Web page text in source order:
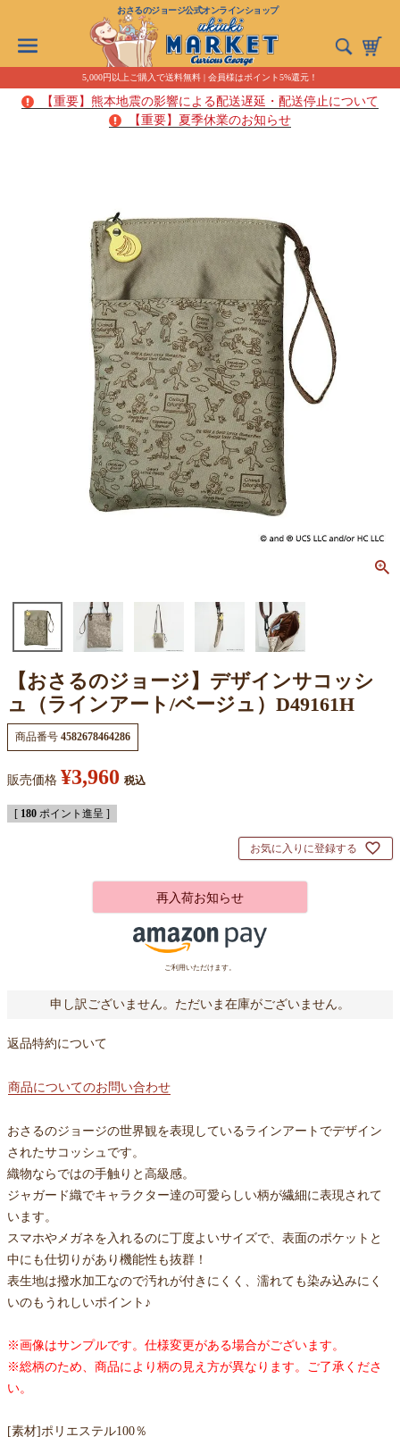
おさるのジョージ公式オンラインショップ
5,000円以上ご購入で送料無料 | 会員様はポイント5%還元！
【重要】熊本地震の影響による配送遅延・配送停止について
【重要】夏季休業のお知らせ
【おさるのジョージ】デザインサコッシ
ュ（ラインアート/ベージュ）D49161H
商品番号 4582678464286
販売価格 ¥3,960 税込
[ 180 ポイント進呈 ]
お気に入りに登録する
再入荷お知らせ
ご利用いただけます。
申し訳ございません。ただいま在庫がございません。
返品特約について
商品についてのお問い合わせ
おさるのジョージの世界観を表現しているラインアートでデザイン
されたサコッシュです。
織物ならではの手触りと高級感。
ジャガード織でキャラクター達の可愛らしい柄が繊細に表現されて
います。
スマホやメガネを入れるのに丁度よいサイズで、表面のポケットと
中にも仕切りがあり機能性も抜群！
表生地は撥水加工なので汚れが付きにくく、濡れても染み込みにく
いのもうれしいポイント♪
※画像はサンプルです。仕様変更がある場合がございます。
※総柄のため、商品により柄の見え方が異なります。ご了承くださ
い。
[素材]ポリエステル100％